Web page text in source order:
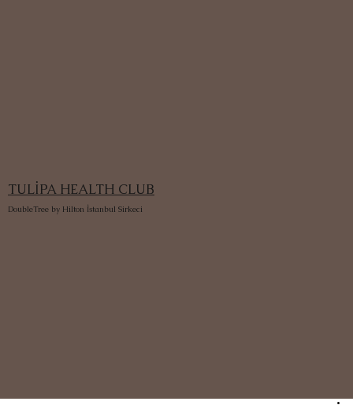
TULİPA HEALTH CLUB
DoubleTree by Hilton İstanbul Sirkeci